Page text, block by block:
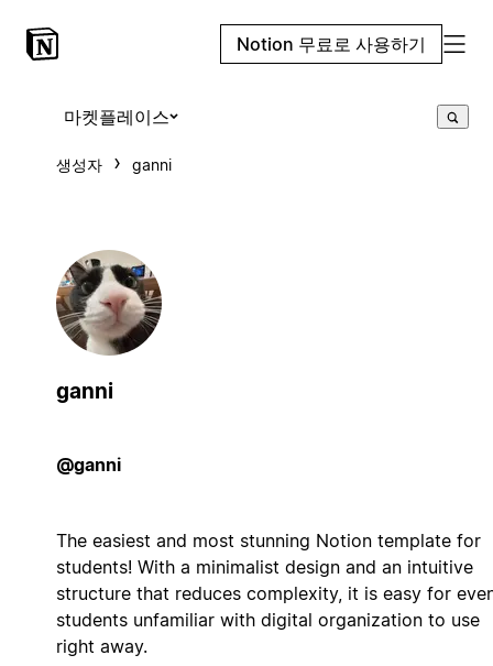
Notion 무료로 사용하기
마켓플레이스
생성자 ganni
ganni
@ganni
The easiest and most stunning Notion template for
students! With a minimalist design and an intuitive
structure that reduces complexity, it is easy for
students unfamiliar with digital organization to use
right away.